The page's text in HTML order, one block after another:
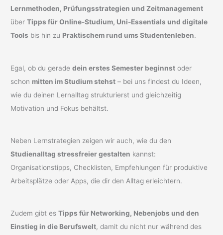
Lernmethoden, Prüfungsstrategien und Zeitmanagement
überTipps für Online-Studium, Uni-Essentials und digitale
Tools bis hin zu Praktischem rund ums Studentenleben.
Egal, ob du geradedein erstes Semester beginnst oder
schon mitten im Studium stehst – bei uns findest du Ideen,
wie du deinen Lernalltag strukturierst und gleichzeitig
Motivation und Fokus behältst.
Neben Lernstrategien zeigen wir auch, wie du den
Studienalltag stressfreier gestalten kannst:
Organisationstipps, Checklisten, Empfehlungen für produktive
Arbeitsplätze oder Apps, die dir den Alltag erleichtern.
Zudem gibt esTipps für Networking, Nebenjobs und den
Einstieg in die Berufswelt, damit du nicht nur während des